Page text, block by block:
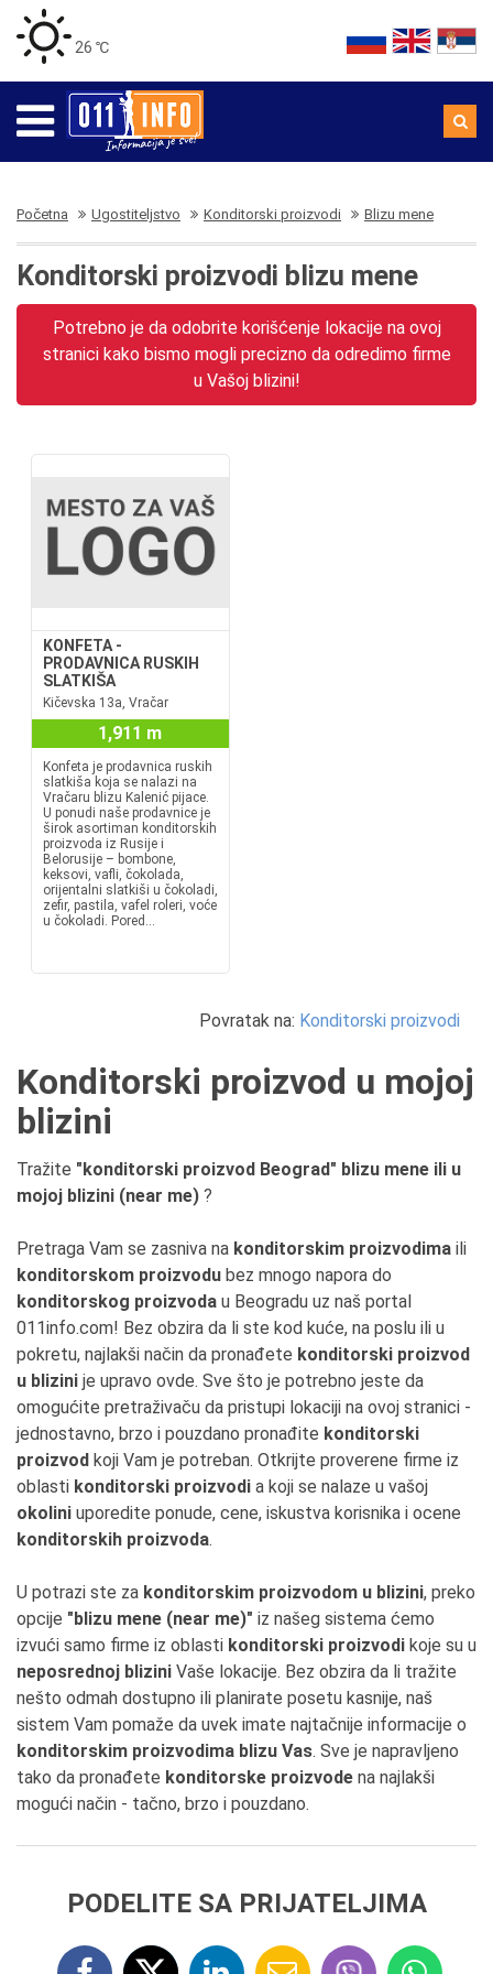
26 ℃
Početna Ugostiteljstvo Konditorski proizvodi Blizu mene
Konditorski proizvodi blizu mene
Potrebno je da odobrite korišćenje lokacije na ovoj
stranici kako bismo mogli precizno da odredimo firme
u Vašoj blizini!
KONFETA -
PRODAVNICA RUSKIH
SLATKIŠA
Kičevska 13a, Vračar
1,911 m
Konfeta je prodavnica ruskih
slatkiša koja se nalazi na
Vračaru blizu Kalenić pijace.
U ponudi naše prodavnice je
širok asortiman konditorskih
proizvoda iz Rusije i
Belorusije – bombone,
keksovi, vafli, čokolada,
orijentalni slatkiši u čokoladi,
zefir, pastila, vafel roleri, voće
u čokoladi. Pored...
Povratak na: Konditorski proizvodi
Konditorski proizvod u mojoj
blizini
Tražite "konditorski proizvod Beograd" blizu mene ili u
mojoj blizini (near me) ?
Pretraga Vam se zasniva na konditorskim proizvodima ili
konditorskom proizvodu bez mnogo napora do
konditorskog proizvoda u Beogradu uz naš portal
011info.com! Bez obzira da li ste kod kuće, na poslu ili u
pokretu, najlakši način da pronađete konditorski proizvod
u blizini je upravo ovde. Sve što je potrebno jeste da
omogućite pretraživaču da pristupi lokaciji na ovoj stranici -
jednostavno, brzo i pouzdano pronađite konditorski
proizvod koji Vam je potreban. Otkrijte proverene firme iz
oblasti konditorski proizvodi a koji se nalaze u vašoj
okolini uporedite ponude, cene, iskustva korisnika i ocene
konditorskih proizvoda.
U potrazi ste za konditorskim proizvodom u blizini, preko
opcije "blizu mene (near me)" iz našeg sistema ćemo
izvući samo firme iz oblasti konditorski proizvodi koje su u
neposrednoj blizini Vaše lokacije. Bez obzira da li tražite
nešto odmah dostupno ili planirate posetu kasnije, naš
sistem Vam pomaže da uvek imate najtačnije informacije o
konditorskim proizvodima blizu Vas. Sve je napravljeno
tako da pronađete konditorske proizvode na najlakši
mogući način - tačno, brzo i pouzdano.
PODELITE SA PRIJATELJIMA